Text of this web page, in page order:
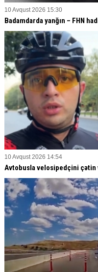
10 Avqust 2026 15:30
Badamdarda yanğın – FHN
10 Avqust 2026 14:54
Avtobusla velosipedçini çətin